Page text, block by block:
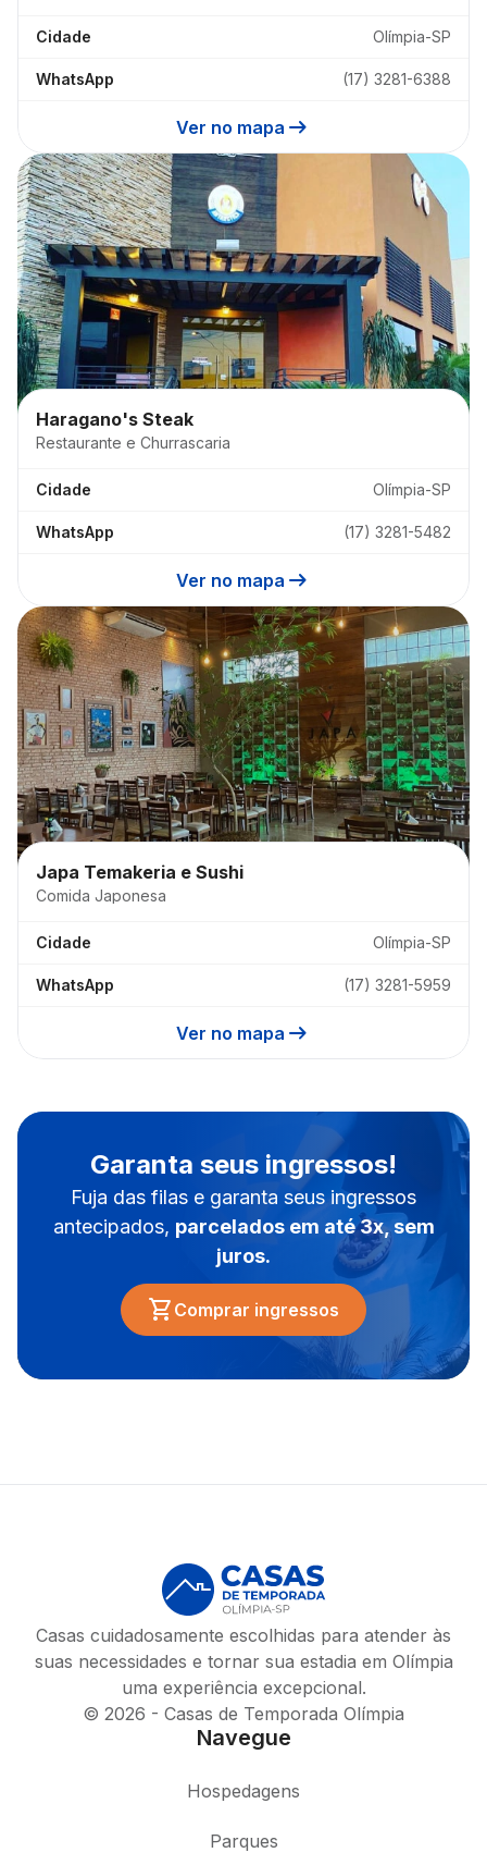
Cidade Olímpia-SP
WhatsApp (17) 3281-6388
Ver no mapa arrow_right_alt
Haragano's Steak
Restaurante e Churrascaria
Cidade Olímpia-SP
WhatsApp (17) 3281-5482
Ver no mapa arrow_right_alt
Japa Temakeria e Sushi
Comida Japonesa
Cidade Olímpia-SP
WhatsApp (17) 3281-5959
Ver no mapa arrow_right_alt
Garanta seus ingressos!
Fuja das filas e garanta seus ingressos
antecipados, parcelados em até 3x, sem
juros.
shopping_cart Comprar ingressos
Casas cuidadosamente escolhidas para atender às
suas necessidades e tornar sua estadia em Olímpia
uma experiência excepcional.
© 2026 - Casas de Temporada Olímpia
Navegue
Hospedagens
Parques